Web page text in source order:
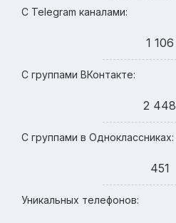
С Telegram каналами:
1 106
С группами ВКонтакте:
2 448
С группами в Одноклассниках:
451
Уникальных телефонов: